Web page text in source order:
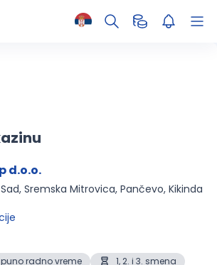
d.o.o.
Sremska Mitrovica, Pančevo, Kikinda
puno radno vreme
1, 2. i 3. smena